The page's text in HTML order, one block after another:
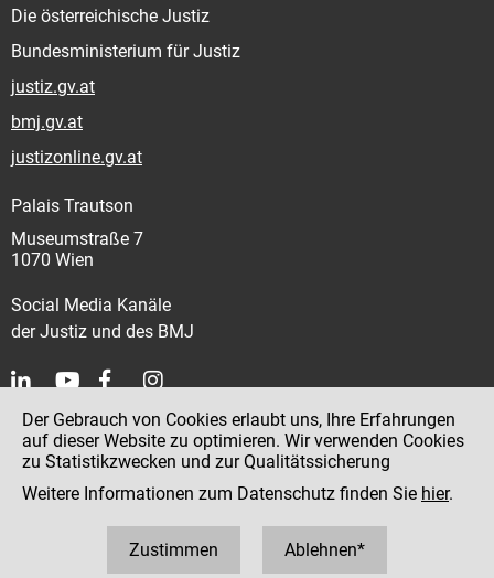
Die österreichische Justiz
Bundesministerium für Justiz
justiz.gv.at
bmj.gv.at
justizonline.gv.at
Palais Trautson
Museumstraße 7
1070 Wien
Social Media Kanäle
der Justiz und des BMJ
Kontakt
Impressum
Datenschutz
Hinweisgeber:innenplattform (für Mitarbeiter:innen)
Der Gebrauch von Cookies erlaubt uns, Ihre Erfahrungen
auf dieser Website zu optimieren. Wir verwenden Cookies
zu Statistikzwecken und zur Qualitätssicherung
Weitere Informationen zum Datenschutz finden Sie hier.
Zustimmen Ablehnen*